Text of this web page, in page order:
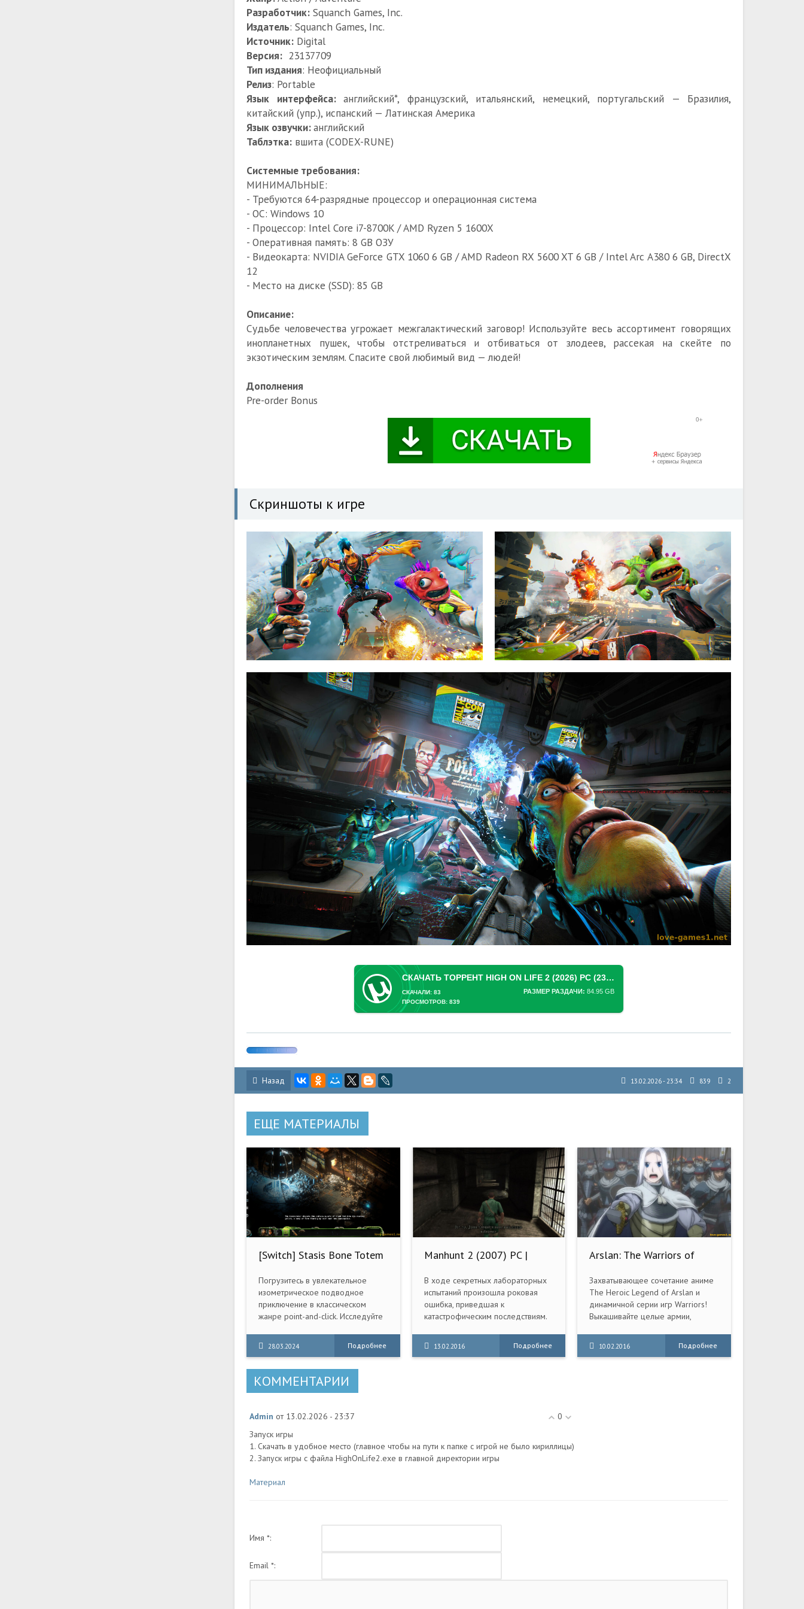
Разработчик: Squanch Games, Inc.
Издатель: Squanch Games, Inc.
Источник: Digital
Версия: 23137709
Тип издания: Неофициальный
Релиз: Portable
Язык интерфейса: английский*, французский, итальянский, немецкий, португальский — Бразилия,
китайский (упр.), испанский — Латинская Америка
Язык озвучки:английский
Таблэтка: вшита (CODEX-RUNE)
Системные требования:
МИНИМАЛЬНЫЕ:
- Требуются 64-разрядные процессор и операционная система
- ОС: Windows 10
- Процессор: Intel Core i7-8700K / AMD Ryzen 5 1600X
- Оперативная память: 8 GB ОЗУ
- Видеокарта: NVIDIA GeForce GTX 1060 6 GB / AMD Radeon RX 5600 XT 6 GB / Intel Arc A380 6 GB, DirectX
12
- Место на диске (SSD): 85 GB
Описание:
Судьбе человечества угрожает межгалактический заговор! Используйте весь ассортимент говорящих
инопланетных пушек, чтобы отстреливаться и отбиваться от злодеев, рассекая на скейте по
экзотическим землям. Спасите свой любимый вид — людей!
Дополнения
Pre-order Bonus
Скриншоты к игре
СКАЧАТЬ ТОРРЕНТ HIGH ON LIFE 2 (2026) PC (23137709 + 1 DLC) [PORTABLE]
РАЗМЕР РАЗДАЧИ: 84.95 GB
СКАЧАЛИ: 83
ПРОСМОТРОВ: 839
Назад 13.02.2026 - 23:34 839 2
ЕЩЕ МАТЕРИАЛЫ
[Switch] Stasis Bone Totem
[NSP][RUS/Multi6]
Погрузитесь в увлекательное
изометрическое подводное
приключение в классическом
жанре point-and-click. Исследуйте
персонажей одновременно.
Перенеситесь в таинственный мир
28.03.2024 Подробнее
Manhunt 2 (2007) PC |
Zlofenix
В ходе секретных лабораторных
испытаний произошла роковая
ошибка, приведшая к
катастрофическим последствиям.
эксперимента уцелели двое
пациентов — Даниель Лэм и Лео
13.02.2016 Подробнее
Arslan: The Warriors of
Захватывающее сочетание аниме
The Heroic Legend of Arslan и
динамичной серии игр Warriors!
Выкашивайте целые армии,
очарованием и стилем,
характерным для аниме.
10.02.2016 Подробнее
КОММЕНТАРИИ
0
Admin от 13.02.2026 - 23:37
Запуск игры
1. Скачать в удобное место (главное чтобы на пути к папке с игрой не было кириллицы)
2. Запуск игры с файла HighOnLife2.exe в главной директории игры
Материал
Имя *:
Email *: